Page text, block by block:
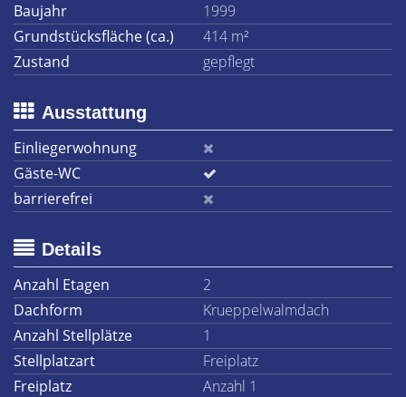
Baujahr
1999
Grundstücksfläche (ca.)
414 m²
Zustand
gepflegt
Ausstattung
Einliegerwohnung
Gäste-WC
barrierefrei
Details
Anzahl Etagen
2
Dachform
Krueppelwalmdach
Anzahl Stellplätze
1
Stellplatzart
Freiplatz
Freiplatz
Anzahl 1